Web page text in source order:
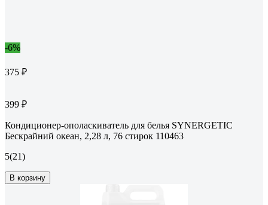
-6%
375 ₽
399 ₽
Кондиционер-ополаскиватель для белья SYNERGETIC
Бескрайний океан, 2,28 л, 76 стирок 110463
5(21)
В корзину